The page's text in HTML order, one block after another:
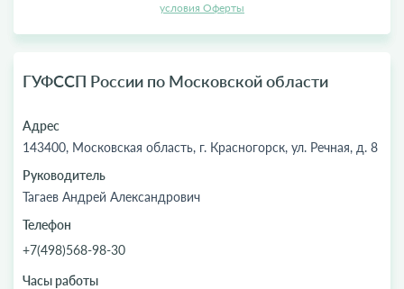
условия Оферты
ГУФССП России по Московской области
Адрес
143400, Московская область, г. Красногорск, ул. Речная, д. 8
Руководитель
Тагаев Андрей Александрович
Телефон
+7(498)568-98-30
Часы работы